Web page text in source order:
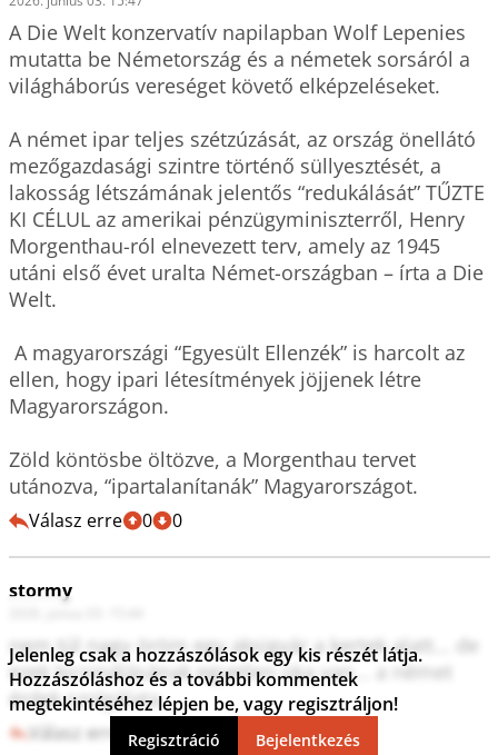
A Die Welt konzervatív napilapban Wolf Lepenies
mutatta be Németország és a németek sorsáról a
világháborús vereséget követő elképzeléseket.
A német ipar teljes szétzúzását, az ország önellátó
mezőgazdasági szintre történő süllyesztését, a
lakosság létszámának jelentős “redukálását” TŰZTE
KI CÉLUL az amerikai pénzügyminiszterről, Henry
Morgenthau-ról elnevezett terv, amely az 1945
utáni első évet uralta Német-országban – írta a Die
Welt.
ellen, hogy ipari létesítmények jöjjenek létre
Magyarországon.
Zöld köntösbe öltözve, a Morgenthau tervet
utánozva, “ipartalanítanák” Magyarországot.
Válasz erre 0 0
stormy
nem túl nagy öröm egy aksigyár a kertek alatt... de
ezek kicsinálásának egyetlen oka van... a német
érdek szolgálata.
Válasz erre 1 0
Jelenleg csak a hozzászólások egy kis részét látja.
Hozzászóláshoz és a további kommentek
megtekintéséhez lépjen be, vagy regisztráljon!
Regisztráció Bejelentkezés